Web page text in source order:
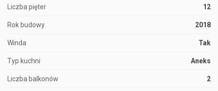
Liczba pięter 12
Rok budowy 2018
Winda Tak
Typ kuchni Aneks
Liczba balkonów 2